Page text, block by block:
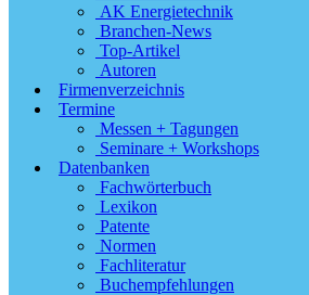
AK Energietechnik
Branchen-News
Top-Artikel
Autoren
Firmenverzeichnis
Termine
Messen + Tagungen
Seminare + Workshops
Datenbanken
Fachwörterbuch
Lexikon
Patente
Normen
Fachliteratur
Buchempfehlungen